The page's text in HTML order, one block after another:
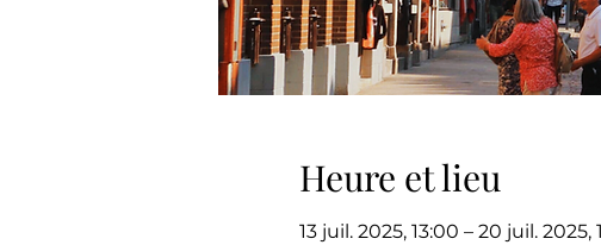
Heure et lieu
13 juil. 2025, 13:00 – 20 juil. 2025,